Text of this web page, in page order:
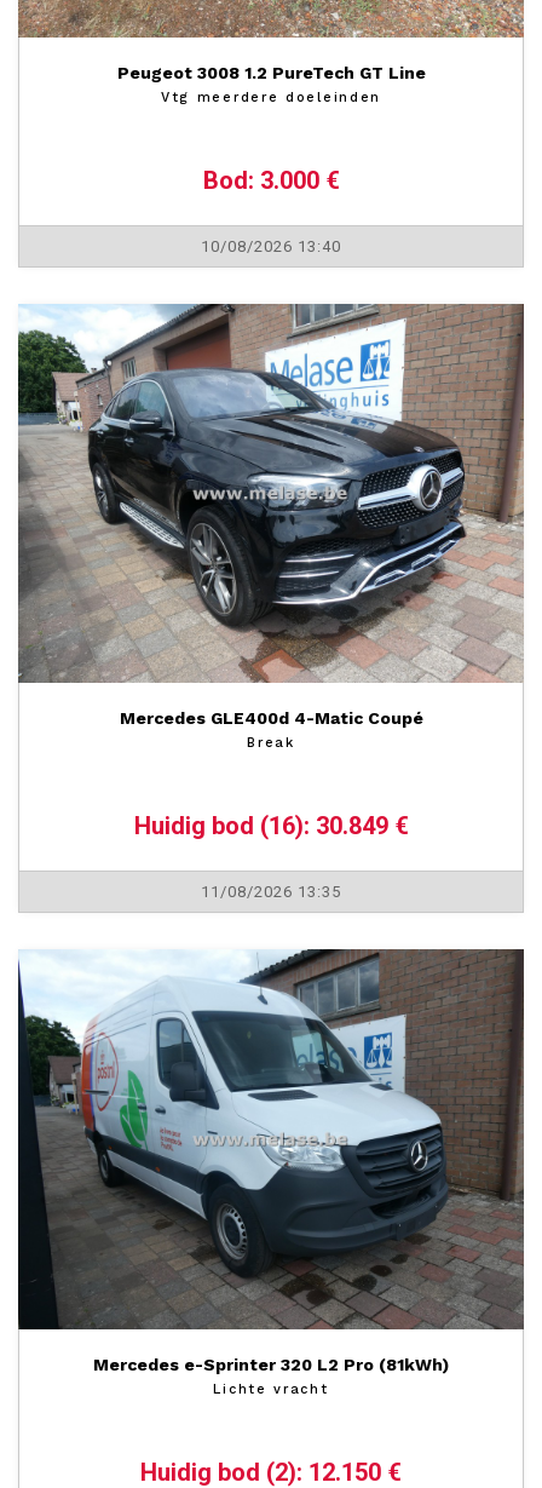
Peugeot 3008 1.2 PureTech GT Line
Vtg meerdere doeleinden
Bod: 3.000 €
10/08/2026 13:40
Mercedes GLE400d 4-Matic Coupé
Break
Huidig bod (16): 30.849 €
11/08/2026 13:35
Mercedes e-Sprinter 320 L2 Pro (81kWh)
Lichte vracht
Huidig bod (2): 12.150 €